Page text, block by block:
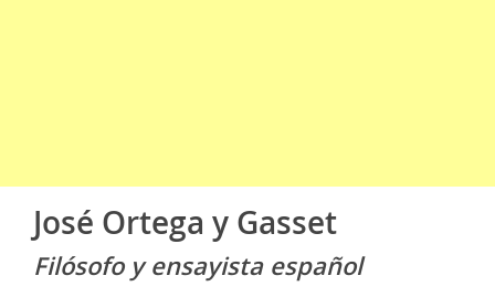
José Ortega y Gasset
Filósofo y ensayista español